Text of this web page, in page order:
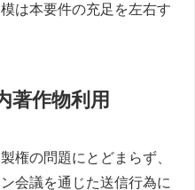
は本要件の充足を左右す
著作物利用
権の問題にとどまらず、
会議を通じた送信行為に